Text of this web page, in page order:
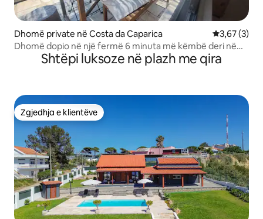
Dhomë private në Costa da Caparica Vlerësimi
3,67 (3)
Dhomë dopio në një fermë 6 minuta më këmbë deri në
Shtëpi luksoze në plazh me qira
Zgjedhja e klientëve
Zgjedhja e klientëve